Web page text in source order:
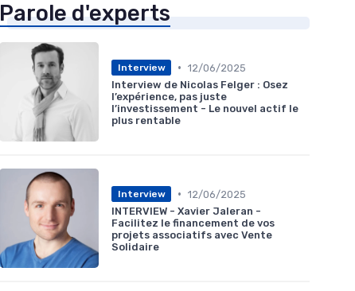
Parole d'experts
Interview • 12/06/2025
Interview de Nicolas Felger : Osez
l’expérience, pas juste
l’investissement - Le nouvel actif le
plus rentable
Interview • 12/06/2025
INTERVIEW - Xavier Jaleran -
Facilitez le financement de vos
projets associatifs avec Vente
Solidaire